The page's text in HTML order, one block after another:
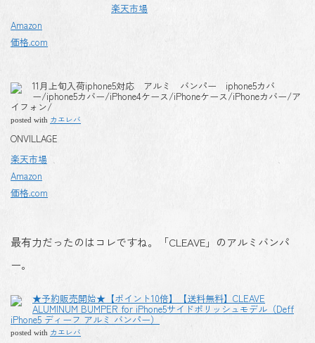
楽天市場
Amazon
価格.com
11月上旬入荷iphone5対応 アルミ バンパー iphone5カバ
ー/iphone5カバー/iPhone4ケース/iPhoneケース/iPhoneカバー/ア
イフォン/
posted with カエレバ
ONVILLAGE
楽天市場
Amazon
価格.com
最有力だったのはコレですね。「CLEAVE」のアルミバンパ
ー。
★予約販売開始★【ポイント10倍】【送料無料】CLEAVE
ALUMINUM BUMPER for iPhone5サイドポリッシュモデル（Deff
iPhone5 ディーフ アルミ バンパー）
posted with カエレバ